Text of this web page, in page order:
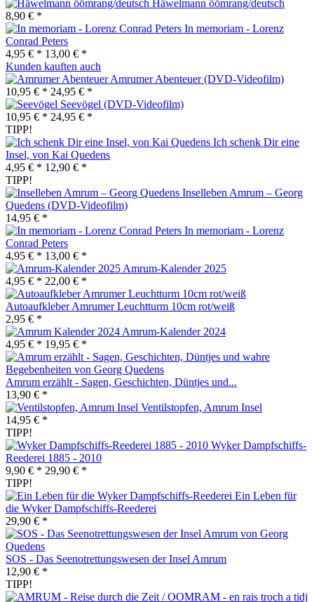
Häwelmann öömrang/deutsch
8,90 € *
In memoriam - Lorenz
Conrad Peters
4,95 € * 13,00 € *
Kunden kauften auch
Amrumer Abenteuer (DVD-Videofilm)
10,95 € * 24,95 € *
Seevögel (DVD-Videofilm)
10,95 € * 24,95 € *
TIPP!
Ich schenk Dir eine
Insel, von Kai Quedens
4,95 € * 12,90 € *
TIPP!
Inselleben Amrum – Georg
Quedens (DVD-Videofilm)
14,95 € *
In memoriam - Lorenz
Conrad Peters
4,95 € * 13,00 € *
Amrum-Kalender 2025
4,95 € * 22,00 € *
Autoaufkleber Amrumer Leuchtturm 10cm rot/weiß
2,95 € *
Amrum-Kalender 2024
4,95 € * 19,95 € *
Amrum erzählt - Sagen, Geschichten, Düntjes und...
13,90 € *
Ventilstopfen, Amrum Insel
14,95 € *
TIPP!
Wyker Dampfschiffs-
Reederei 1885 - 2010
9,90 € * 29,90 € *
TIPP!
Ein Leben für
die Wyker Dampfschiffs-Reederei
29,90 € *
SOS - Das Seenotrettungswesen der Insel Amrum
12,90 € *
TIPP!